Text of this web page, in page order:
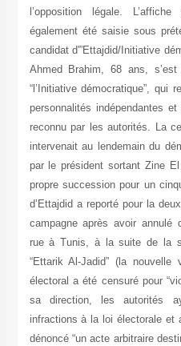
l’opposition légale.
également été saisie sous
candidat d'”Ettajdid/Initiative
Ahmed Brahim, 68 ans,
“l’Initiative démocratique”, qui
personnalités indépendantes
reconnu par les autorités. La
intervenait au lendemain du
par le président sortant Zine
propre succession pour un
d’Ettajdid a reporté pour la
campagne après avoir annulé
rue à Tunis, à la suite de la
“Ettarik Al-Jadid” (la
électoral a été censuré pour
sa direction, les autorités
infractions à la loi électorale et
dénoncé “un acte arbitraire